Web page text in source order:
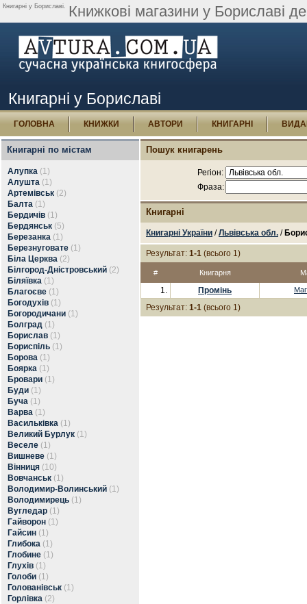
Книгарні у Бориславі. Книжкові магазини у Бориславі
Книгарні у Бориславі
ГОЛОВНА КНИЖКИ АВТОРИ КНИГАРНІ
Книгарні по містам
Алупка (1)
Алушта (1)
Артемівськ (2)
Балта (1)
Бердичів (1)
Бердянськ (5)
Березанка (1)
Березнуговате (1)
Біла Церква (2)
Білгород-Дністровський (2)
Біляївка (1)
Благоєве (1)
Богодухів (1)
Богородичани (1)
Болград (1)
Борислав (1)
Бориспіль (1)
Борова (1)
Боярка (1)
Бровари (1)
Буди (1)
Буча (1)
Варва (1)
Васильківка (1)
Великий Бурлук (1)
Веселе (1)
Вишневе (1)
Вінниця (10)
Вовчанськ (1)
Володимир-Волинський (1)
Володимирець (1)
Вугледар (1)
Гайворон (1)
Гайсин (1)
Глибока (1)
Глобине (1)
Глухів (1)
Голоби (1)
Голованівськ (1)
Горлівка (2)
Пошук книгарень
Регіон:
Фраза:
Книгарні
Книгарні України /Львівська обл. /
Результат: 1-1 (всього 1)
# Книгарня
1. Промінь
Результат: 1-1 (всього 1)